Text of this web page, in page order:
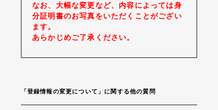
なお、大幅な変更など、内容によっては身
分証明書のお写真をいただくことがござい
ます。
あらかじめご了承ください。
「登録情報の変更について」に関する他の質問